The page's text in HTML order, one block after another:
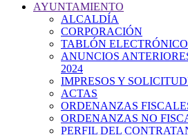
AYUNTAMIENTO
ALCALDÍA
CORPORACIÓN
TABLÓN
ANUNCIOS
2024
IMPRESOS Y
ACTAS
ORDENANZAS
ORDENANZAS NO
PERFIL DEL